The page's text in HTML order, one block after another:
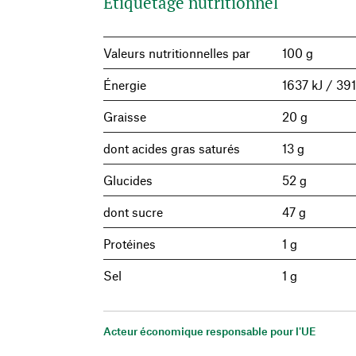
Valeurs nutritionnelles par 100 g
Énergie 1637 kJ /
Graisse 20 g
dont acides gras saturés 13 g
Glucides 52 g
dont sucre 47 g
Protéines 1 g
Sel 1 g
Acteur économique responsable pour l'UE